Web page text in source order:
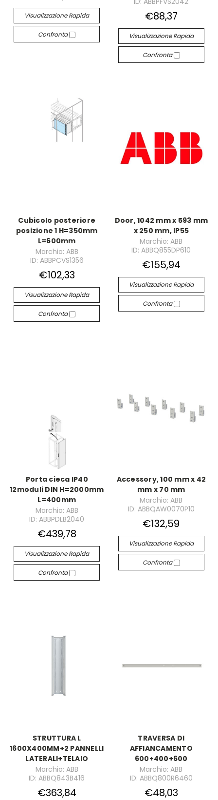
Visualizzazione Rapida
Confronta
€88,37
Visualizzazione Rapida
Confronta
Cubicolo posteriore
posizione 1 H=350mm
L=600mm
Marchio: ABB
ID: ABBPCVS1356
€102,33
Visualizzazione Rapida
Confronta
Door, 1042 mm x 593 mm
x 250 mm, IP55
Marchio: ABB
ID: ABBQ855DP610
€155,94
Visualizzazione Rapida
Confronta
Porta cieca IP40
12moduli DIN H=2000mm
L=400mm
Marchio: ABB
ID: ABBPDLB2040
€439,78
Visualizzazione Rapida
Confronta
Accessory, 100 mm x 42
mm x 70 mm
Marchio: ABB
ID: ABBQAW0070P10
€132,59
Visualizzazione Rapida
Confronta
STRUTTURA L
1600X400MM+2 PANNELLI
LATERALI+TELAIO
Marchio: ABB
ID: ABBQ843B416
€363,84
TRAVERSA DI
AFFIANCAMENTO
600+400+600
Marchio: ABB
ID: ABBQ800R6460
€48,03